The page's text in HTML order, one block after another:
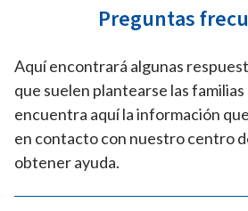
Preguntas
Aquí encontrará algunas
que suelen plantearse las
encuentra aquí la información
en contacto con nuestro centro
obtener ayuda.